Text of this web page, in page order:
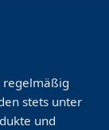
regelmäßig
stets unter
und